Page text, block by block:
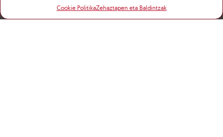
Cookie PolitikaZehaztapen eta Baldintzak